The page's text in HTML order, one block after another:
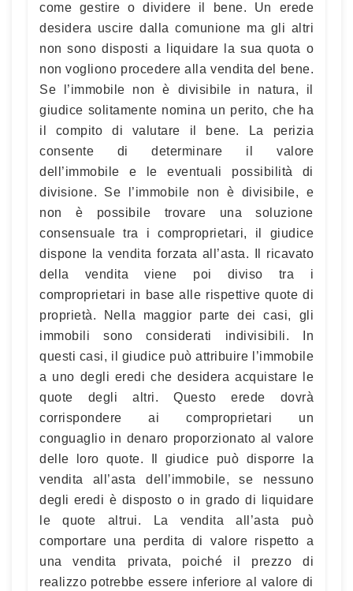
come gestire o dividere il bene. Un erede
desidera uscire dalla comunione ma gli altri
non sono disposti a liquidare la sua quota o
non vogliono procedere alla vendita del bene.
Se l’immobile non è divisibile in natura, il
giudice solitamente nomina un perito, che ha
il compito di valutare il bene. La perizia
consente di determinare il valore
dell’immobile e le eventuali possibilità di
divisione. Se l’immobile non è divisibile, e
non è possibile trovare una soluzione
consensuale tra i comproprietari, il giudice
dispone la vendita forzata all’asta. Il ricavato
della vendita viene poi diviso tra i
comproprietari in base alle rispettive quote di
proprietà. Nella maggior parte dei casi, gli
immobili sono considerati indivisibili. In
questi casi, il giudice può attribuire l’immobile
a uno degli eredi che desidera acquistare le
quote degli altri. Questo erede dovrà
corrispondere ai comproprietari un
conguaglio in denaro proporzionato al valore
delle loro quote. Il giudice può disporre la
vendita all’asta dell’immobile, se nessuno
degli eredi è disposto o in grado di liquidare
le quote altrui. La vendita all’asta può
comportare una perdita di valore rispetto a
una vendita privata, poiché il prezzo di
realizzo potrebbe essere inferiore al valore di